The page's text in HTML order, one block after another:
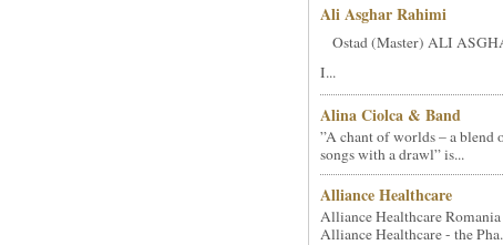
Ali Asghar Rahimi
Ostad (Master) ALI
I...
Alina Ciolca & Band
”A chant of worlds – a blend
songs with a drawl” is...
Alliance Healthcare
Alliance Healthcare
Alliance Healthcare - the